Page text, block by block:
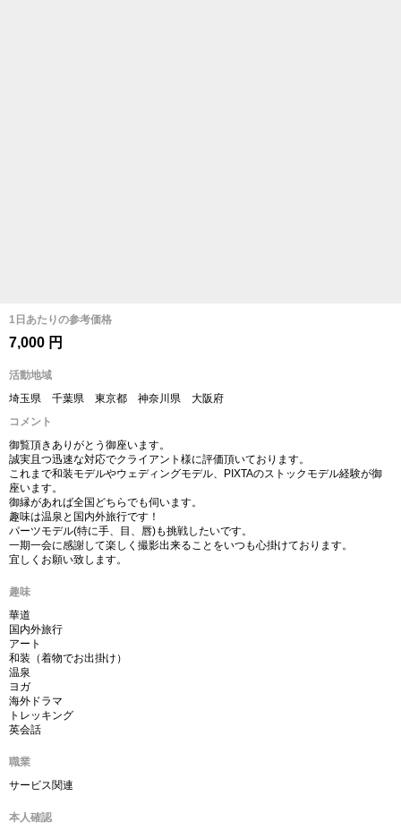
1日あたりの参考価格
7,000 円
活動地域
埼玉県 千葉県 東京都 神奈川県 大阪府
コメント
御覧頂きありがとう御座います。
誠実且つ迅速な対応でクライアント様に評価頂いております。
これまで和装モデルやウェディングモデル、PIXTAのストックモデル経験が御
座います。
御縁があれば全国どちらでも伺います。
趣味は温泉と国内外旅行です！
パーツモデル(特に手、目、唇)も挑戦したいです。
一期一会に感謝して楽しく撮影出来ることをいつも心掛けております。
宜しくお願い致します。
趣味
華道
国内外旅行
アート
和装（着物でお出掛け）
温泉
ヨガ
海外ドラマ
トレッキング
英会話
職業
サービス関連
本人確認